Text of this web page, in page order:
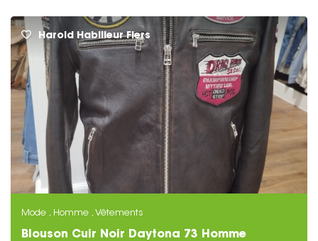
Harold Habilleur Flers
Mode , Homme , Vêtements
Blouson Cuir Noir Daytona 73 Homme